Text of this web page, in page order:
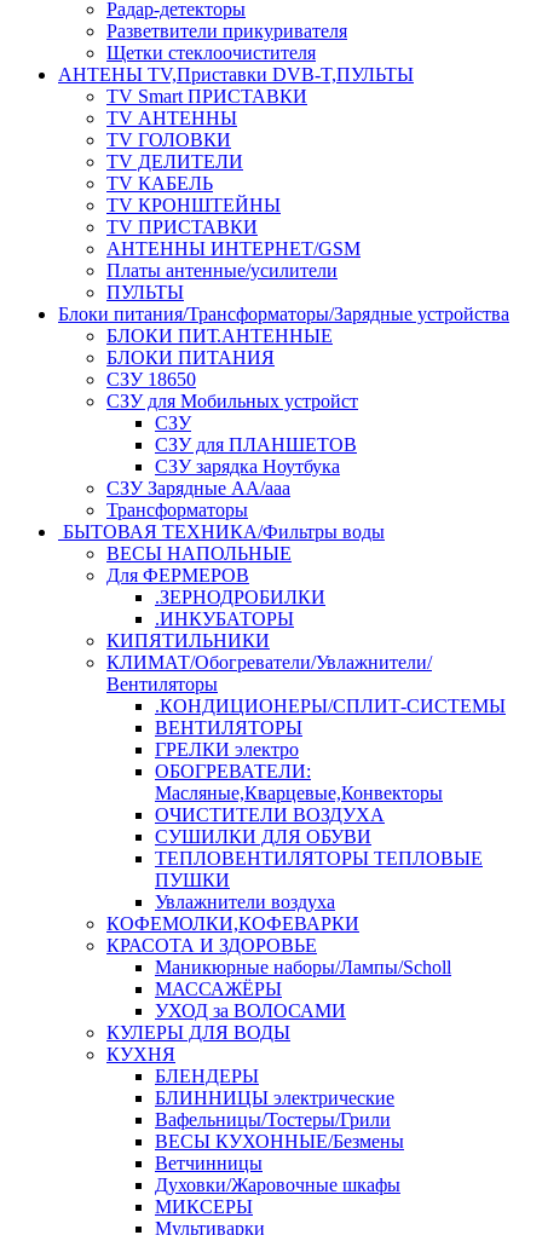
Радар-детекторы
Разветвители прикуривателя
Щетки стеклоочистителя
АНТЕНЫ ТV,Приставки DVB-T,ПУЛЬТЫ
TV Smart ПРИСТАВКИ
TV АНТЕННЫ
TV ГОЛОВКИ
TV ДЕЛИТЕЛИ
TV КАБЕЛЬ
TV КРОНШТЕЙНЫ
TV ПРИСТАВКИ
АНТЕННЫ ИНТЕРНЕТ/GSM
Платы антенные/усилители
ПУЛЬТЫ
Блоки питания/Трансформаторы/Зарядные устройства
БЛОКИ ПИТ.АНТЕННЫЕ
БЛОКИ ПИТАНИЯ
СЗУ 18650
СЗУ для Мобильных устройст
СЗУ
СЗУ для ПЛАНШЕТОВ
СЗУ зарядка Ноутбука
СЗУ Зарядные АА/ааа
Трансформаторы
БЫТОВАЯ ТЕХНИКА/Фильтры воды
ВЕСЫ НАПОЛЬНЫЕ
Для ФЕРМЕРОВ
.ЗЕРНОДРОБИЛКИ
.ИНКУБАТОРЫ
КИПЯТИЛЬНИКИ
КЛИМАТ/Обогреватели/Увлажнители/
Вентиляторы
.КОНДИЦИОНЕРЫ/СПЛИТ-СИСТЕМЫ
ВЕНТИЛЯТОРЫ
ГРЕЛКИ электро
ОБОГРЕВАТЕЛИ:
Масляные,Кварцевые,Конвекторы
ОЧИСТИТЕЛИ ВОЗДУХА
СУШИЛКИ ДЛЯ ОБУВИ
ТЕПЛОВЕНТИЛЯТОРЫ ТЕПЛОВЫЕ
ПУШКИ
Увлажнители воздуха
КОФЕМОЛКИ,КОФЕВАРКИ
КРАСОТА И ЗДОРОВЬЕ
Маникюрные наборы/Лампы/Scholl
МАССАЖЁРЫ
УХОД за ВОЛОСАМИ
КУЛЕРЫ ДЛЯ ВОДЫ
КУХНЯ
БЛЕНДЕРЫ
БЛИННИЦЫ электрические
Вафельницы/Тостеры/Грили
ВЕСЫ КУХОННЫЕ/Безмены
Ветчинницы
Духовки/Жаровочные шкафы
МИКСЕРЫ
Мультиварки